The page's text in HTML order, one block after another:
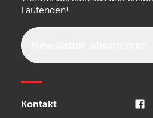
Laufenden!
Kontakt